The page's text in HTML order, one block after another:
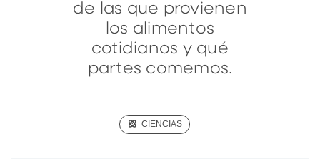
de las que provienen
los alimentos
cotidianos y qué
partes comemos.
(SCIENCE)
CIENCIAS